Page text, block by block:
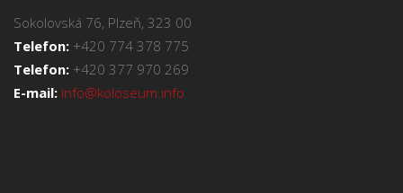
Sokolovská 76, Plzeň, 323 00
Telefon: +420 774 378 775
Telefon: +420 377 970 269
E-mail: info@koloseum.info